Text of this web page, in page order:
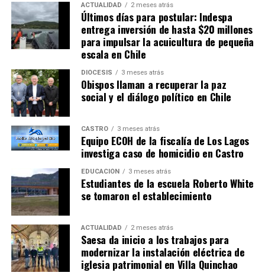
ACTUALIDAD 2 meses atrás
Últimos días para postular: Indespa
entrega inversión de hasta $20 millones
para impulsar la acuicultura de pequeña
escala en Chile
DIÓCESIS 3 meses atrás
Obispos llaman a recuperar la paz
social y el diálogo político en Chile
CASTRO 3 meses atrás
Equipo ECOH de la fiscalía de Los Lagos
investiga caso de homicidio en Castro
EDUCACIÓN 3 meses atrás
Estudiantes de la escuela Roberto White
se tomaron el establecimiento
ACTUALIDAD 2 meses atrás
Saesa da inicio a los trabajos para
modernizar la instalación eléctrica de
iglesia patrimonial en Villa Quinchao